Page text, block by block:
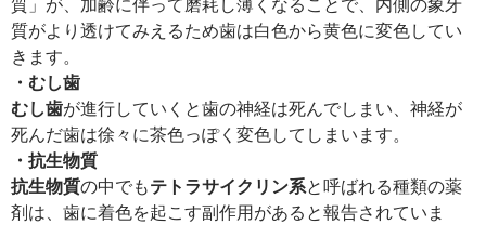
質がより透けてみえるため歯は白色から黄色に変色してい
きます。
・むし歯
むし歯が進行していくと歯の神経は死んでしまい、神経が
死んだ歯は徐々に茶色っぽく変色してしまいます。
・抗生物質
抗生物質の中でもテトラサイクリン系と呼ばれる種類の薬
剤は、歯に着色を起こす副作用があると報告されていま